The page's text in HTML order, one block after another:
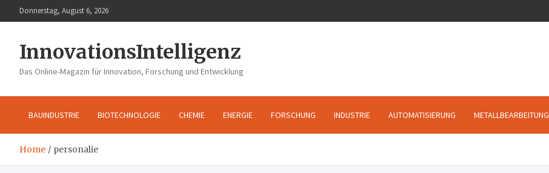
to
Donnerstag, August 6, 2026
InnovationsIntelligenz
Das Online-Magazin für Innovation, Forschung und Entwicklung
BAUINDUSTRIE BIOTECHNOLOGIE CHEMIE ENERGIE FORSCHUNG INDUSTRIE AUTOMATISIERUNG METALLBEARBEITUNG
Home personalie